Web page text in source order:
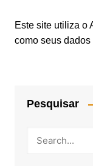
Este site utiliza o
como seus
Pesquisar